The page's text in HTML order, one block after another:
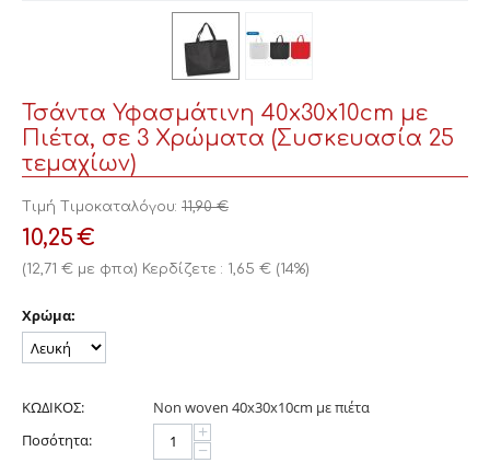
Τσάντα Υφασμάτινη 40x30x10cm με
Πιέτα, σε 3 Χρώματα (Συσκευασία 25
τεμαχίων)
Τιμή Τιμοκαταλόγου: 11,90 €
10,25€
(12,71 € με φπα) Κερδίζετε : 1,65 € (14%)
Χρώμα:
ΚΩΔΙΚΟΣ:
Non woven 40x30x10cm με πιέτα
Ποσότητα:
+
−